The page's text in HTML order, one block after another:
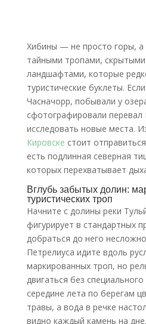
Хибины — не просто горы, а
тайными тропами,
ландшафтами, которые
туристические буклеты.
Часначорр, побывали у
сфотографировали перевал
исследовать новые места.
Кировске стоит
есть подлинная северная
которых перехватывает
Вглубь забытых долин:
туристических троп
Начните с долины реки
фигурирует в стандартных
добраться до него
Петрелиуса идите вдоль
маркированных троп, но
двигаться без
середине лета по берегам
травы, а вода в речке
видно каждый камень на